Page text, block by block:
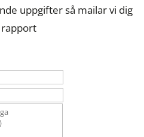
uppgifter så mailar vi dig